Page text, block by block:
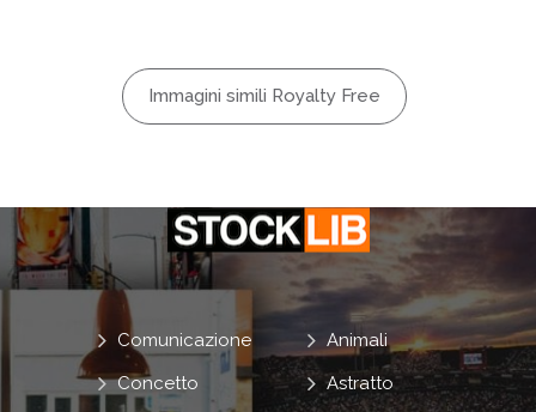
Immagini simili Royalty Free
Animali
Astratto
Comunicazione
Concetto